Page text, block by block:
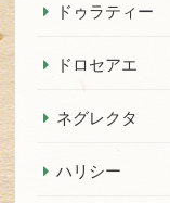
ドゥラティー
ドロセアエ
ネグレクタ
ハリシー